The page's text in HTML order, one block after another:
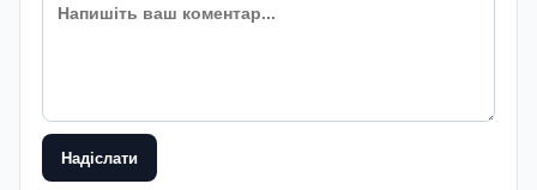
Надіслати